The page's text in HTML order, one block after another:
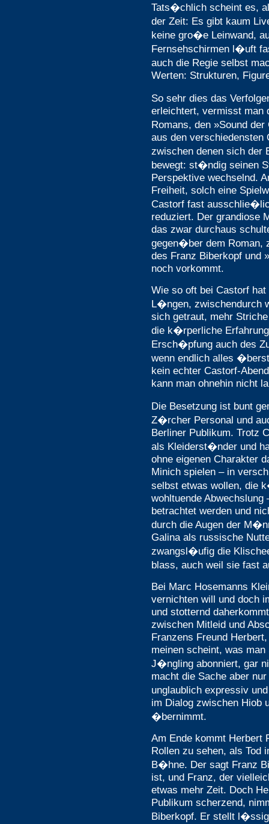
Tats�chlich scheint es,
der Zeit: Es gibt kaum
keine gro�e Leinwand,
Fernsehschirmen l�uft
auch die Regie selbst
Werten: Strukturen,
So sehr dies das
erleichtert, vermisst man
Romans, den »Sound
aus den verschiedensten
zwischen denen sich
bewegt: st�ndig seinen
Perspektive wechselnd.
Freiheit, solch eine
Castorf fast
reduziert. Der grandiose
das zwar durchaus
gegen�ber dem Roman,
des Franz Biberkopf und
noch vorkommt.
Wie so oft bei Castorf
L�ngen, zwischendurch
sich getraut, mehr
die k�rperliche
Ersch�pfung auch des
wenn endlich alles
kein echter Castorf-
kann man ohnehin nicht
Die Besetzung ist bunt
Z�rcher Personal und
Berliner Publikum. Trotz
als Kleiderst�nder und
ohne eigenen Charakter
Minich spielen – in
selbst etwas wollen, die
wohltuende
betrachtet werden und
durch die Augen der
Galina als russische
zwangsl�ufig die
blass, auch weil sie fast
Bei Marc Hosemanns
vernichten will und doch
und stotternd
zwischen Mitleid und
Franzens Freund
meinen scheint, was
J�ngling abonniert, gar
macht die Sache aber
unglaublich expressiv
im Dialog zwischen Hiob
�bernimmt.
Am Ende kommt Herbert
Rollen zu sehen, als Tod
B�hne. Der sagt Franz
ist, und Franz, der
etwas mehr Zeit. Doch
Publikum scherzend,
Biberkopf. Er stellt